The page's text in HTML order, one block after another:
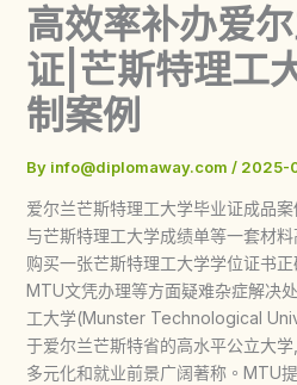
高效率补办爱
证|芒斯特理工
制案例
By info@diplomaway.com / 2025-
爱尔兰芒斯特理工大学毕业证成品
与芒斯特理工大学成绩单等一套材
购买一张芒斯特理工大学学位证书
MTU文凭办理等方面疑难杂症解决
工大学(Munster Technological
于爱尔兰芒斯特省的高水平公立大
多元化和就业前景广阔著称。MTU